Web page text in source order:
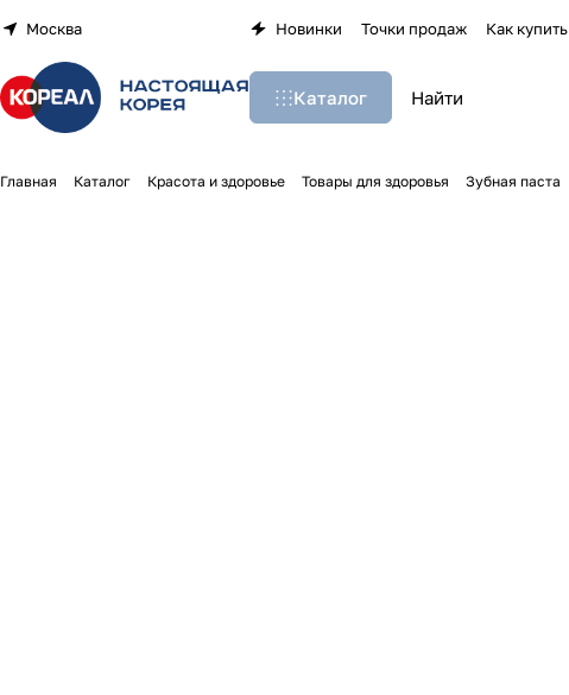
Москва Новинки Точки продаж Как купить
Каталог
Главная Каталог Красота и здоровье Товары для здоровья Зубная паста